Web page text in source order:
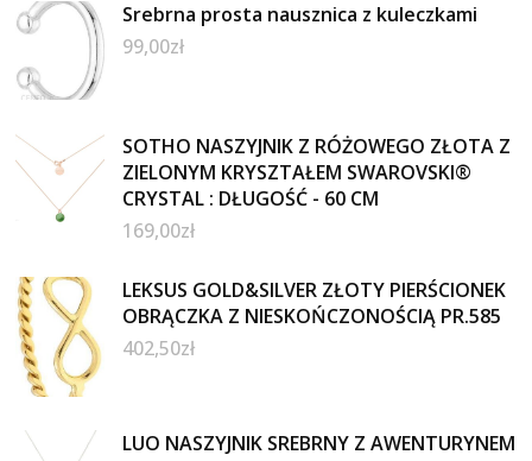
Srebrna prosta nausznica z kuleczkami
99,00zł
SOTHO NASZYJNIK Z RÓŻOWEGO ZŁOTA Z
ZIELONYM KRYSZTAŁEM SWAROVSKI®
CRYSTAL : DŁUGOŚĆ - 60 CM
169,00zł
LEKSUS GOLD&SILVER ZŁOTY PIERŚCIONEK
OBRĄCZKA Z NIESKOŃCZONOŚCIĄ PR.585
402,50zł
LUO NASZYJNIK SREBRNY Z AWENTURYNEM